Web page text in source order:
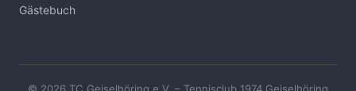
Gästebuch